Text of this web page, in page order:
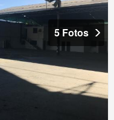
5 Fotos